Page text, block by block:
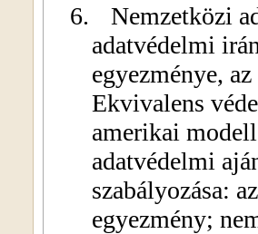
6.
Nemzetközi
adatvédelmi
egyezménye,
Ekvivalens
amerikai
adatvédelmi
szabályozása:
egyezmény;